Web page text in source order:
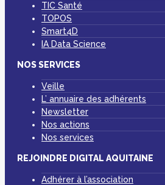
TIC Santé
TOPOS
Smart4D
IA Data Science
NOS SERVICES
Veille
L’ annuaire des adhérents
Newsletter
Nos actions
Nos services
REJOINDRE DIGITAL AQUITAINE
Adhérer à l’association